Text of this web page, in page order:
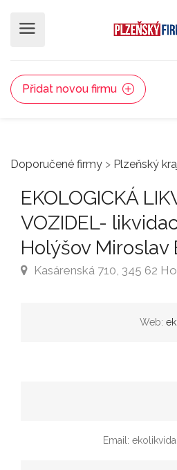
Přidat novou firmu
Doporučené firmy > Plzeňský
EKOLOGICKÁ
VOZIDEL-
Holýšov Miroslav
Kasárenská 710, 345 62
Web:
Email: